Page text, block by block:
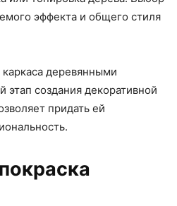
эффекта и общего стиля
деревянными
создания декоративной
придать ей